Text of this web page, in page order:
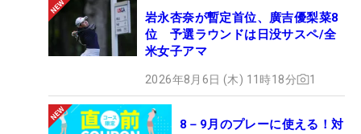
岩永杏奈が暫定首位、廣吉優梨菜8
位 予選ラウンドは日没サスペ/全
米女子アマ
2026年8月6日 (木) 11時18分 1
8－9月のプレーに使える！対